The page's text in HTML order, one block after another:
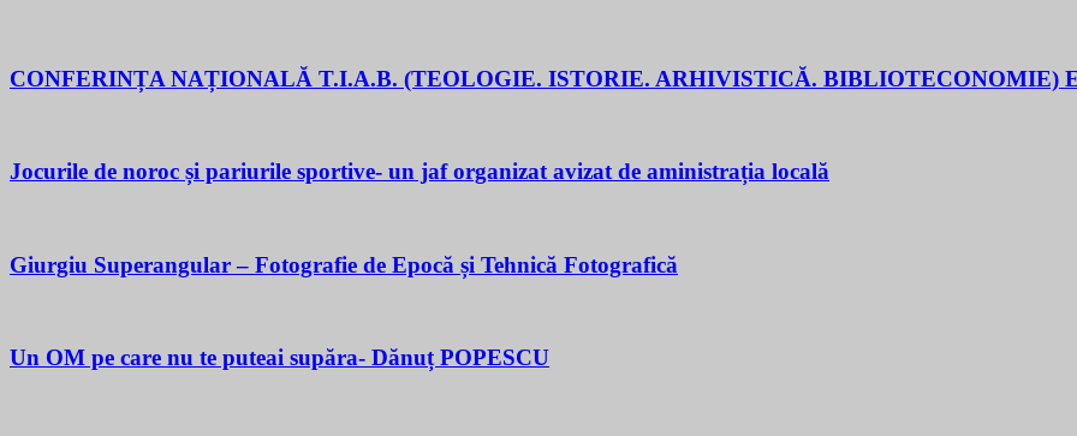
CONFERINȚA NAȚIONALĂ T.I.A.B. (TEOLOGIE. ISTORIE. ARHIVISTICĂ. BIBLIOTECONOMIE)
Jocurile de noroc și pariurile sportive- un jaf organizat avizat de aministrația locală
Giurgiu Superangular – Fotografie de Epocă și Tehnică Fotografică
Un OM pe care nu te puteai supăra- Dănuț POPESCU